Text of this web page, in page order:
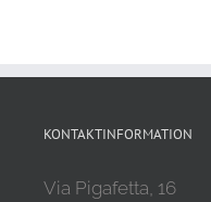
KONTAKTINFORMATION
Via Pigafetta, 16